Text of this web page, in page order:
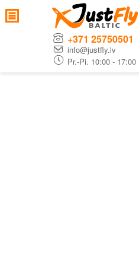
+371 25750501
info@justfly.lv
Pr.-Pi. 10:00 - 17:00